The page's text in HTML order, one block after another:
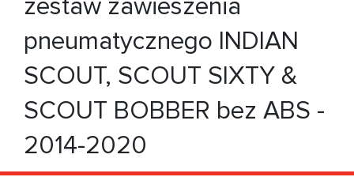
zestaw zawieszenia
pneumatycznego INDIAN
SCOUT, SCOUT SIXTY &
SCOUT BOBBER bez ABS -
2014-2020